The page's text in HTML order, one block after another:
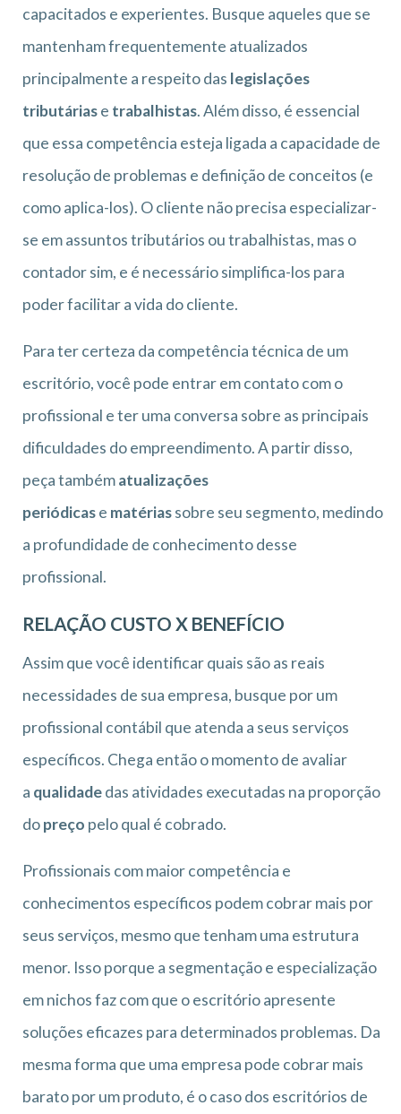
capacitados e experientes. Busque aqueles que se
mantenham frequentemente atualizados
principalmente a respeito das legislações
tributáriase trabalhistas. Além disso, é essencial
que essa competência esteja ligada a capacidade de
resolução de problemas e definição de conceitos (e
como aplica-los). O cliente não precisa especializar-
se em assuntos tributários ou trabalhistas, mas o
contador sim, e é necessário simplifica-los para
poder facilitar a vida do cliente.
Para ter certeza da competência técnica de um
escritório, você pode entrar em contato com o
profissional e ter uma conversa sobre as principais
dificuldades do empreendimento. A partir disso,
peça tambématualizações
periódicase matériassobre seu segmento, medindo
a profundidade de conhecimento desse
profissional.
RELAÇÃO CUSTO X BENEFÍCIO
Assim que você identificar quais são as reais
necessidades de sua empresa, busque por um
profissional contábil que atenda a seus serviços
específicos. Chega então o momento de avaliar
a qualidadedas atividades executadas na proporção
dopreço pelo qual é cobrado.
Profissionais com maior competência e
conhecimentos específicos podem cobrar mais por
seus serviços, mesmo que tenham uma estrutura
menor. Isso porque a segmentação e especialização
em nichos faz com que o escritório apresente
soluções eficazes para determinados problemas. Da
mesma forma que uma empresa pode cobrar mais
barato por um produto, é o caso dos escritórios de